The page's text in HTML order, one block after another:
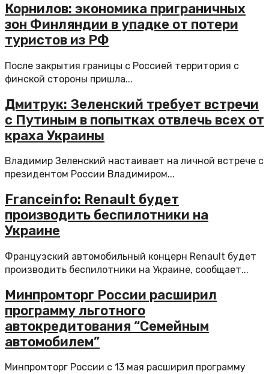
Корнилов: экономика приграничных
зон Финляндии в упадке от потери
туристов из РФ
После закрытия границы с Россией территория с
финской стороны пришла...
Дмитрук: Зеленский требует встречи
с Путиным в попытках отвлечь всех от
краха Украины
Владимир Зеленский настаивает на личной встрече с
президентом России Владимиром...
Franceinfo: Renault будет
производить беспилотники на
Украине
Французский автомобильный концерн Renault будет
производить беспилотники на Украине, сообщает...
Минпромторг России расширил
программу льготного
автокредитования “Семейным
автомобилем”
Минпромторг России с 13 мая расширил программу